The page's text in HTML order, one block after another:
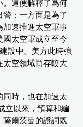
。這便解釋了爲何
：一方面是為了
加速推進太空軍事
太空軍成立至今
設中。美方此時強
空領域尚存較大
同時，也在加速太
立以來，預算和編
薩爾茨曼的證詞既